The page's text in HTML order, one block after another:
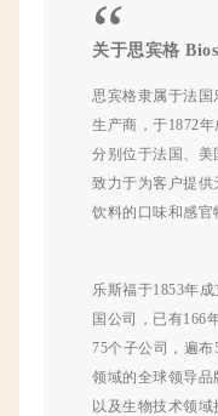
“
关于思宾格
思宾格隶属于法
生产商，于1872
分别位于法国、
致力于为客户提
饮料的口味和感官
乐斯福于1853年
国公司，已有166
75个子公司，遍
领域的全球领导
以及生物技术领域